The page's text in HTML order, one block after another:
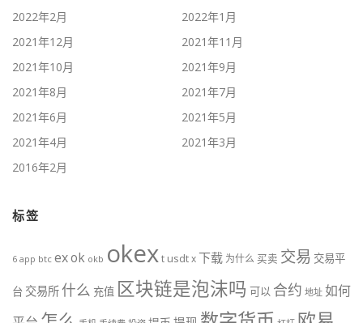
2022年2月
2022年1月
2021年12月
2021年11月
2021年10月
2021年9月
2021年8月
2021年7月
2021年6月
2021年5月
2021年4月
2021年3月
2016年2月
标签
6 app btc exok okb okext usdtx下载 为什么 买卖 交易 交易平
台 交易所 什么 充值 区块链是泡沫吗 可以 合约 地址 如何